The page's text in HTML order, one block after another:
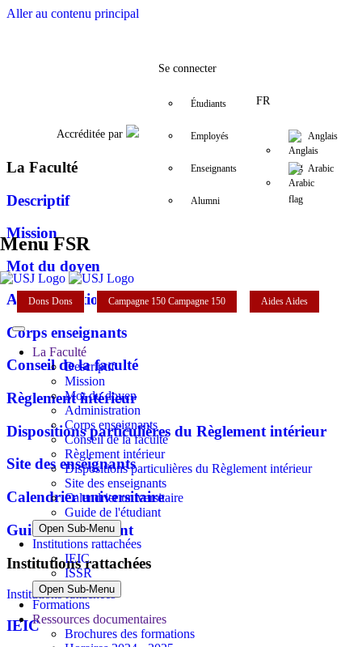
Aller au contenu principal
FacebookTwitter
Accréditée par
Se connecter
Étudiants
Employés
Enseignants
Alumni
FR
Anglais
Arabic
Menu FSR
Dons Dons Campagne 150 Campagne 150 AidesAides
La Faculté
Descriptif
Mission
Mot du doyen
Administration
Corps enseignants
Conseil de la faculté
Règlement intérieur
Dispositions particulières du Règlement intérieur
Site des enseignants
Calendrier universitaire
Guide de l'étudiant
Open Sub-Menu
Institutions rattachées
IEIC
ISSR
Open Sub-Menu
Formations
Ressources documentaires
Brochures des formations
La Faculté
Descriptif
Mission
Mot du doyen
Administration
Corps enseignants
Conseil de la faculté
Règlement intérieur
Dispositions particulières du Règlement intérieur
Site des enseignants
Calendrier universitaire
Guide de l'étudiant
Institutions rattachées
Institutions rattachées
IEIC